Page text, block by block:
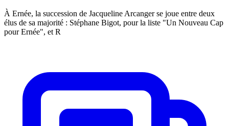
À Ernée, la succession de Jacqueline Arcanger se joue entre deux
élus de sa majorité : Stéphane Bigot, pour la liste "Un Nouveau Cap
pour Ernée", et R